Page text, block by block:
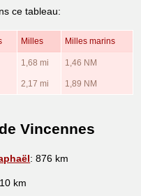
ce tableau:
Milles Milles marins
1,68 mi 1,46 NM
2,17 mi 1,89 NM
Vincennes
: 876 km
km